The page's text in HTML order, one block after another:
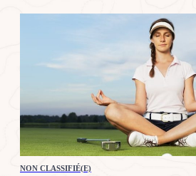
NON CLASSIFIÉ(E)